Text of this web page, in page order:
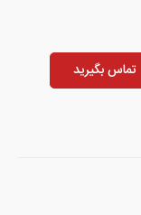
تماس بگیرید